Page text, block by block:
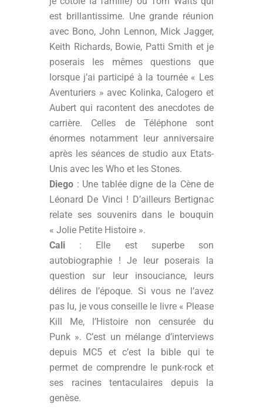
est brillantissime. Une grande réunion
avec Bono, John Lennon, Mick Jagger,
Keith Richards, Bowie, Patti Smith et je
poserais les mêmes questions que
lorsque j’ai participé à la tournée « Les
Aventuriers » avec Kolinka, Calogero et
Aubert qui racontent des anecdotes de
carrière. Celles de Téléphone sont
énormes notamment leur anniversaire
après les séances de studio aux Etats-
Unis avec les Who et les Stones.
Diego : Une tablée digne de la Cène de
Léonard De Vinci ! D’ailleurs Bertignac
relate ses souvenirs dans le bouquin
« Jolie Petite Histoire ».
Cali : Elle est superbe son
autobiographie ! Je leur poserais la
question sur leur insouciance, leurs
délires de l’époque. Si vous ne l’avez
pas lu, je vous conseille le livre « Please
Kill Me, l’Histoire non censurée du
Punk ». C’est un mélange d’interviews
depuis MC5 et c’est la bible qui te
permet de comprendre le punk-rock et
ses racines tentaculaires depuis la
genèse.